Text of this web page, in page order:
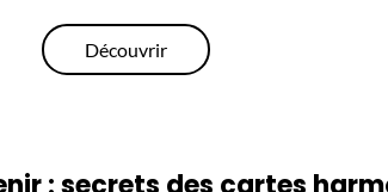
Découvrir